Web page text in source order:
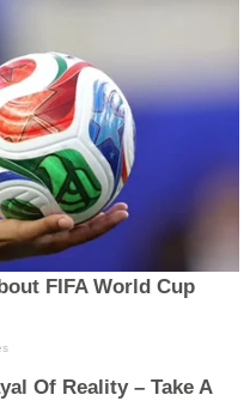
FIFA World Cup
Of Reality – Take A